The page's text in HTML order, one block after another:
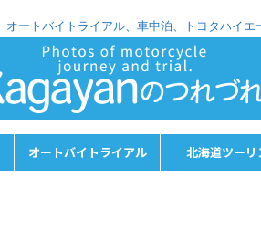
ートバイトライアル、車中泊、トヨタハイエ
オートバイトライアル 北海道ツーリ